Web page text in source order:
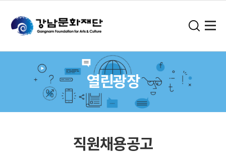
열린광장
직원채용공고